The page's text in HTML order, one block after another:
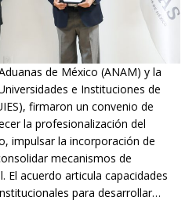
de México (ANAM) y la
e Instituciones de
firmaron un convenio de
la profesionalización del
impulsar la incorporación de
mecanismos de
El acuerdo articula capacidades
para desarrollar…